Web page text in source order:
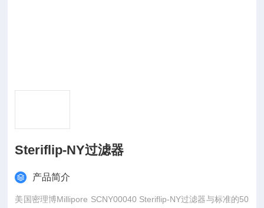
Steriflip-NY过滤器
产品简介
美国密理博Millipore SCNY00040 Steriflip-NY过滤器与标准的50